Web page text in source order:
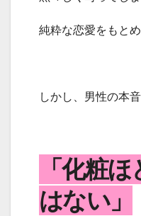
純粋な恋愛をもと
しかし、男性の本
「化粧
はない」